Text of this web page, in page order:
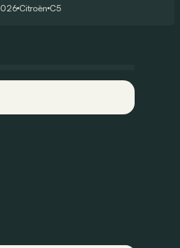
Citroën C5